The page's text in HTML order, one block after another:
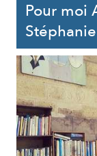
Pour moi